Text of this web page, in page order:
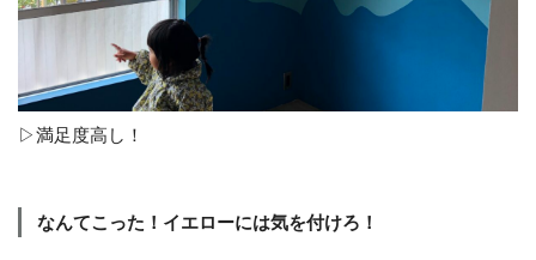
▷満足度高し！
なんてこった！イエローには気を付けろ！